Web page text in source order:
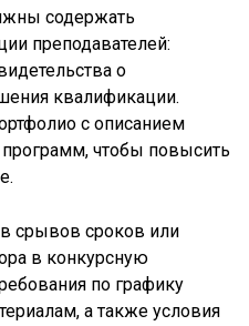
содержать
преподавателей:
о
квалификации.
с описанием
чтобы повысить
срывов сроков или
в конкурсную
по графику
а также условия